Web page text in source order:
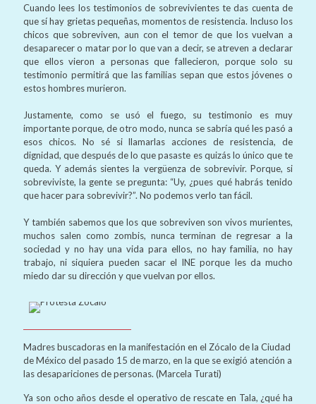
Cuando lees los testimonios de sobrevivientes te das cuenta de
que sí hay grietas pequeñas, momentos de resistencia. Incluso los
chicos que sobreviven, aun con el temor de que los vuelvan a
desaparecer o matar por lo que van a decir, se atreven a declarar
que ellos vieron a personas que fallecieron, porque solo su
testimonio permitirá que las familias sepan que estos jóvenes o
estos hombres murieron.
Justamente, como se usó el fuego, su testimonio es muy
importante porque, de otro modo, nunca se sabría qué les pasó a
esos chicos. No sé si llamarlas acciones de resistencia, de
dignidad, que después de lo que pasaste es quizás lo único que te
queda. Y además sientes la vergüenza de sobrevivir. Porque, si
sobreviviste, la gente se pregunta: “Uy, ¿pues qué habrás tenido
que hacer para sobrevivir?”. No podemos verlo tan fácil.
Y también sabemos que los que sobreviven son vivos murientes,
muchos salen como zombis, nunca terminan de regresar a la
sociedad y no hay una vida para ellos, no hay familia, no hay
trabajo, ni siquiera pueden sacar el INE porque les da mucho
miedo dar su dirección y que vuelvan por ellos.
Madres buscadoras en la manifestación en el Zócalo de la Ciudad
de México del pasado 15 de marzo, en la que se exigió atención a
las desapariciones de personas. (Marcela Turati)
Ya son ocho años desde el operativo de rescate en Tala, ¿qué ha